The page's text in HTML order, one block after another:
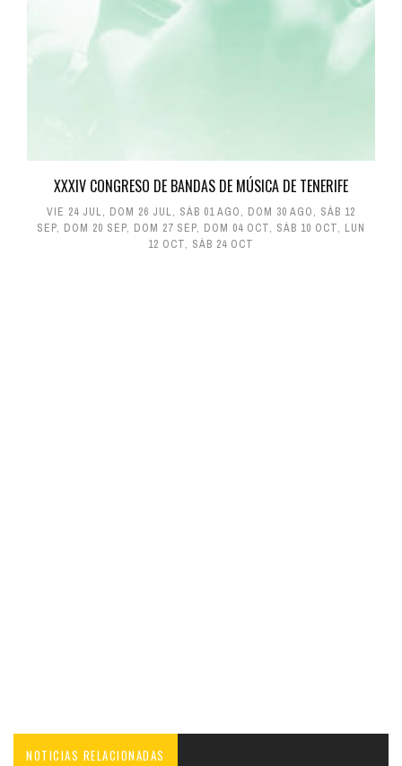
XXXIV CONGRESO DE BANDAS DE MÚSICA DE TENERIFE
VIE 24 JUL, DOM 26 JUL, SÁB 01 AGO, DOM 30 AGO, SÁB 12
SEP, DOM 20 SEP, DOM 27 SEP, DOM 04 OCT, SÁB 10 OCT, LUN
12 OCT, SÁB 24 OCT
NOTICIAS RELACIONADAS